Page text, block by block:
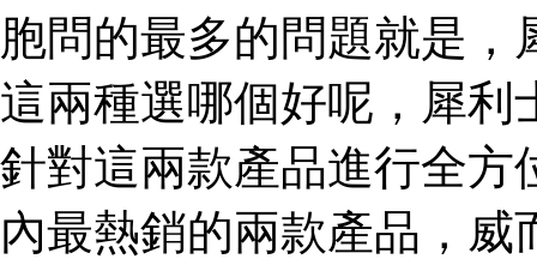
胞問的最多的問題就是
這兩種選哪個好呢，犀利
針對這兩款產品進行全方
內最熱銷的兩款產品，